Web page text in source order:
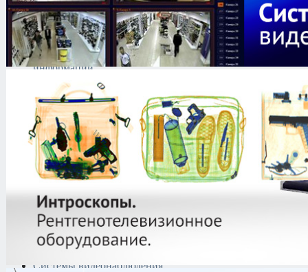
Антитеррористическое
оборудование
Поиск и выявление
каналов утечки
информации
Технические средства
защиты информации
Тепловизоры
Криминалистическая
техника
Поисково-досмотровое
оборудование
Средства
документирования и
Металлодетекторы
Полиграфы
Противокражные системы
Рации и Аксессуары
Переговорные устройства
Системы видеонаблюдения